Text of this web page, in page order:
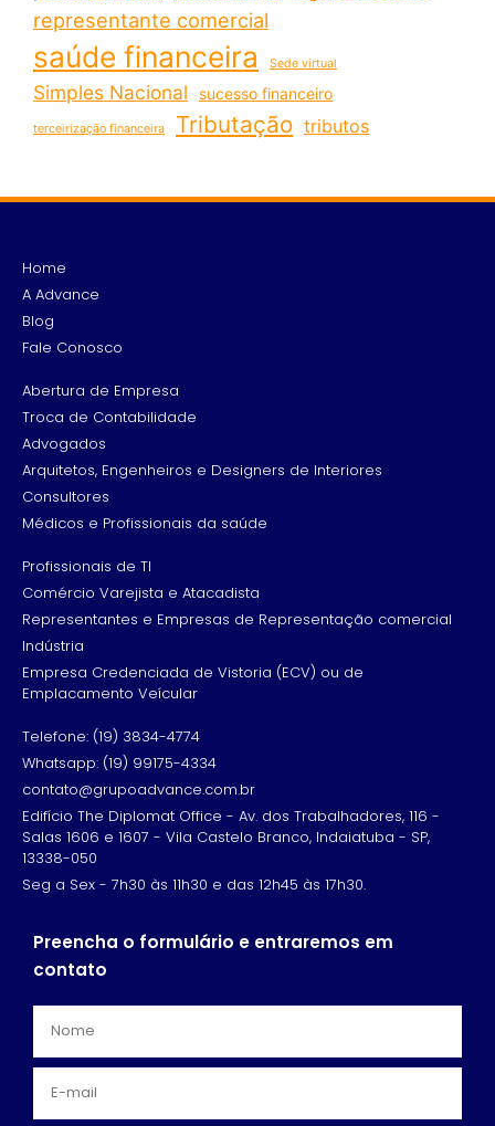
representante comercial
saúde financeira Sede virtual
Simples Nacional sucesso financeiro
terceirização financeira Tributação tributos
Home
A Advance
Blog
Fale Conosco
Abertura de Empresa
Troca de Contabilidade
Advogados
Arquitetos, Engenheiros e Designers de Interiores
Consultores
Médicos e Profissionais da saúde
Profissionais de TI
Comércio Varejista e Atacadista
Representantes e Empresas de Representação comercial
Indústria
Empresa Credenciada de Vistoria (ECV) ou de
Emplacamento Veícular
Telefone: (19) 3834-4774
Whatsapp: (19) 99175-4334
contato@grupoadvance.com.br
Edifício The Diplomat Office - Av. dos Trabalhadores, 116 -
Salas 1606 e 1607 - Vila Castelo Branco, Indaiatuba - SP,
13338-050
Seg a Sex - 7h30 às 11h30 e das 12h45 às 17h30.
Preencha o formulário e entraremos em
contato